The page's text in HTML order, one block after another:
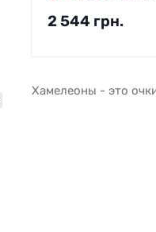
2 544 грн.
Хамелеоны - это